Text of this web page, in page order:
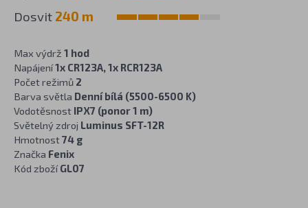
Dosvit 240 m
Max výdrž 1 hod
Napájení1x CR123A, 1x RCR123A
Počet režimů 2
Barva světla Denní bílá (5500-6500 K)
Vodotěsnost IPX7 (ponor 1 m)
Světelný zdroj Luminus SFT-12R
Hmotnost74 g
Značka Fenix
Kód zbožíGL07